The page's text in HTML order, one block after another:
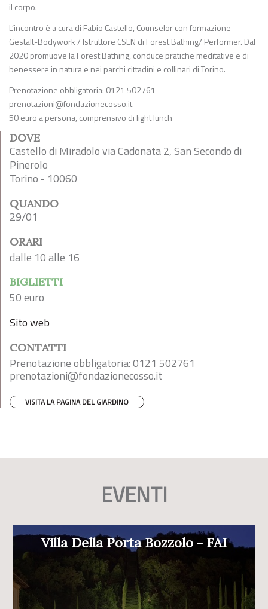
il corpo.
L’incontro è a cura di Fabio Castello, Counselor con formazione
Gestalt-Bodywork / Istruttore CSEN di Forest Bathing/ Performer. Dal
2020 promuove la Forest Bathing, conduce pratiche meditative e di
benessere in natura e nei parchi cittadini e collinari di Torino.
Prenotazione obbligatoria: 0121 502761
prenotazioni@fondazionecosso.it
50 euro a persona, comprensivo di light lunch
DOVE
Castello di Miradolo via Cadonata 2, San Secondo di
Pinerolo
Torino - 10060
QUANDO
29/01
ORARI
dalle 10 alle 16
BIGLIETTI
50 euro
Sito web
CONTATTI
Prenotazione obbligatoria: 0121 502761
prenotazioni@fondazionecosso.it
VISITA LA PAGINA DEL GIARDINO
EVENTI
Villa Della Porta Bozzolo - FAI